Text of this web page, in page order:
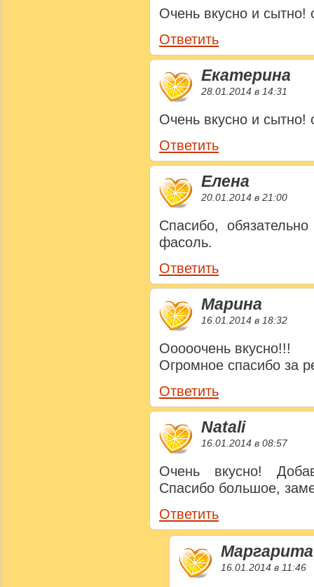
Очень вкусно и
Ответить
Екатерина
28.01.2014 в 14:31
Очень вкусно и сытно!
Ответить
Елена
20.01.2014 в 21:00
Спасибо,
фасоль.
Ответить
Марина
16.01.2014 в 18:32
Ооооочень вкусно!!!
Огромное спасибо за
Ответить
Natali
16.01.2014 в 08:57
Очень вкусно!
Спасибо большое,
Ответить
Маргарита
16.01.2014 в 11:46